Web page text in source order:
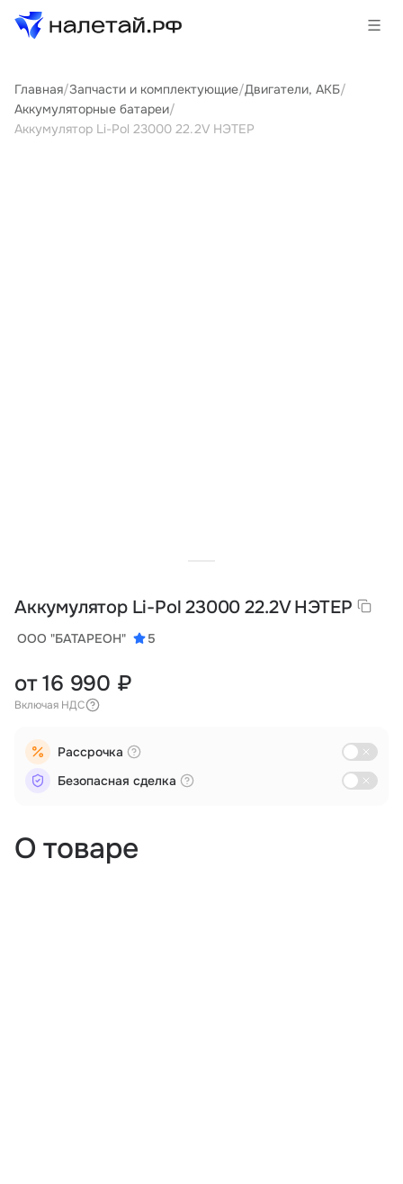
Товары
Услуги
Главная/Запчасти и комплектующие/Двигатели, АКБ/
Аккумуляторные батареи/
Аккумулятор Li-Pol 23000 22.2V НЭТЕР
О товаре
Аккумулятор Li-Pol 23000 22.2V НЭТЕР
ООО "БАТАРЕОН" 5
от 16 990 ₽
Включая НДС
Рассрочка
Безопасная сделка